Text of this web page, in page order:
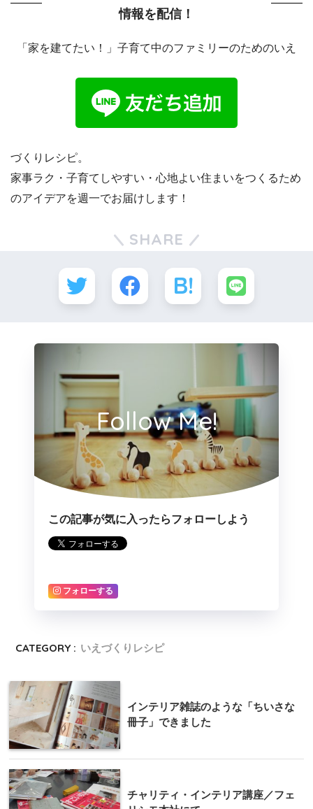
情報を配信！
「家を建てたい！」子育て中のファミリーのためのいえ
づくりレシピ。
家事ラク・子育てしやすい・心地よい住まいをつくるため
のアイデアを週一でお届けします！
SHARE
Follow Me!
この記事が気に入ったらフォローしよう
フォローする
CATEGORY : いえづくりレシピ
インテリア雑誌のような「ちいさな
冊子」できました
チャリティ・インテリア講座／フェ